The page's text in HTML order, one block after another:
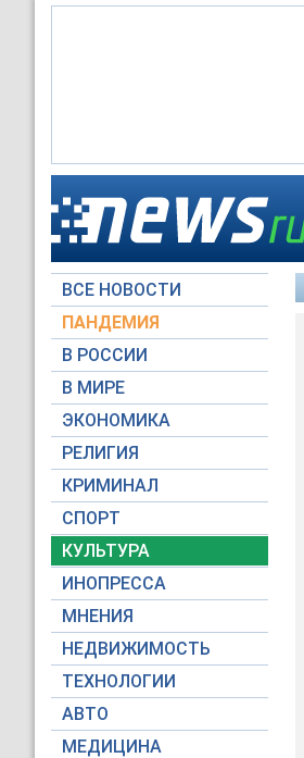
ВСЕ НОВОСТИ
ПАНДЕМИЯ
В РОССИИ
В МИРЕ
ЭКОНОМИКА
РЕЛИГИЯ
КРИМИНАЛ
СПОРТ
КУЛЬТУРА
ИНОПРЕССА
МНЕНИЯ
НЕДВИЖИМОСТЬ
ТЕХНОЛОГИИ
АВТО
МЕДИЦИНА